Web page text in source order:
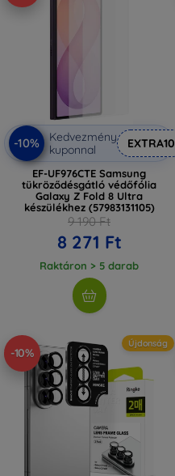
-10%
Kedvezmény
kuponnal
EXTRA10
EF-UF976CTE Samsung
tükröződésgátló védőfólia
Galaxy Z Fold 8 Ultra
készülékhez (57983131105)
9 190 Ft
8 271 Ft
Raktáron > 5 darab
-10%
Újdonság